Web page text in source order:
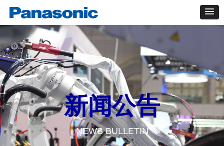
新闻公告
NEWS BULLETIN